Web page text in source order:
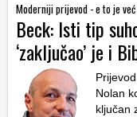
Moderniji prijevod - e to je
Beck: Isti tip
‘zaključao’ je i
Nolan
ključan